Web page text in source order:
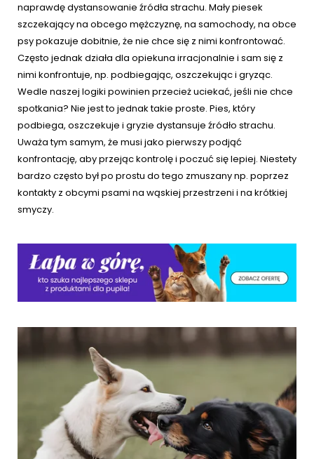
naprawdę dystansowanie źródła strachu. Mały piesek
szczekający na obcego mężczyznę, na samochody, na obce
psy pokazuje dobitnie, że nie chce się z nimi konfrontować.
Często jednak działa dla opiekuna irracjonalnie i sam się z
nimi konfrontuje, np. podbiegając, oszczekując i gryząc.
Wedle naszej logiki powinien przecież uciekać, jeśli nie chce
spotkania? Nie jest to jednak takie proste. Pies, który
podbiega, oszczekuje i gryzie dystansuje źródło strachu.
Uważa tym samym, że musi jako pierwszy podjąć
konfrontację, aby przejąc kontrolę i poczuć się lepiej. Niestety
bardzo często był po prostu do tego zmuszany np. poprzez
kontakty z obcymi psami na wąskiej przestrzeni i na krótkiej
smyczy.